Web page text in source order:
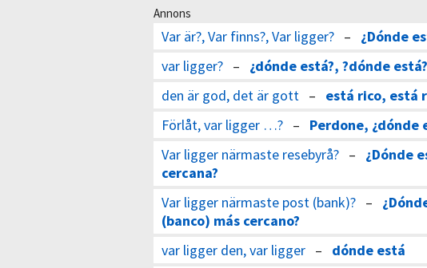
Annons
Var är?, Var finns?, Var ligger? – ¿Dónde
var ligger? – ¿dónde está?, ?dónde está?
den är god, det är gott – está rico, está
Förlåt, var ligger …? – Perdone, ¿dónde
Var ligger närmaste resebyrå? – ¿Dónde
cercana?
Var ligger närmaste post (bank)? –
(banco) más cercano?
var ligger den, var ligger – dónde está